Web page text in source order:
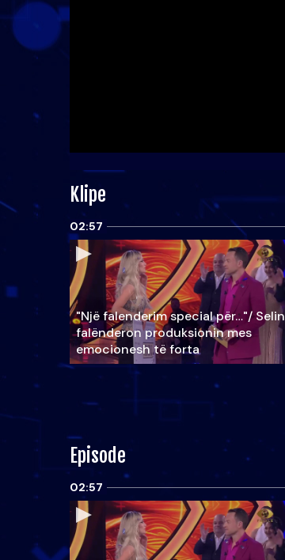
Klipe
02:57
"Një falenderim special për…"/ Selin
falënderon produksionin mes
emocionesh të forta
Episode
02:57